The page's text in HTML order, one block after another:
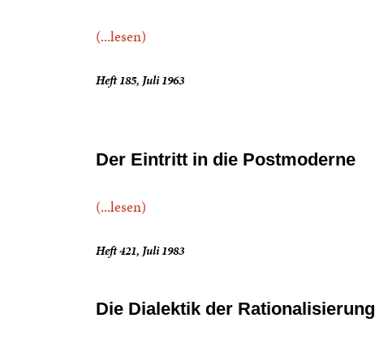
(...lesen)
Heft 185, Juli 1963
Der Eintritt in die Postmoderne
(...lesen)
Heft 421, Juli 1983
Die Dialektik der Rationalisierung